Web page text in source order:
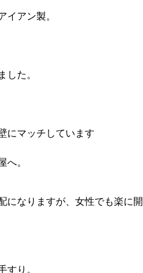
イアン製。
した。
にマッチしています
へ。
になりますが、女性でも楽に
すり。